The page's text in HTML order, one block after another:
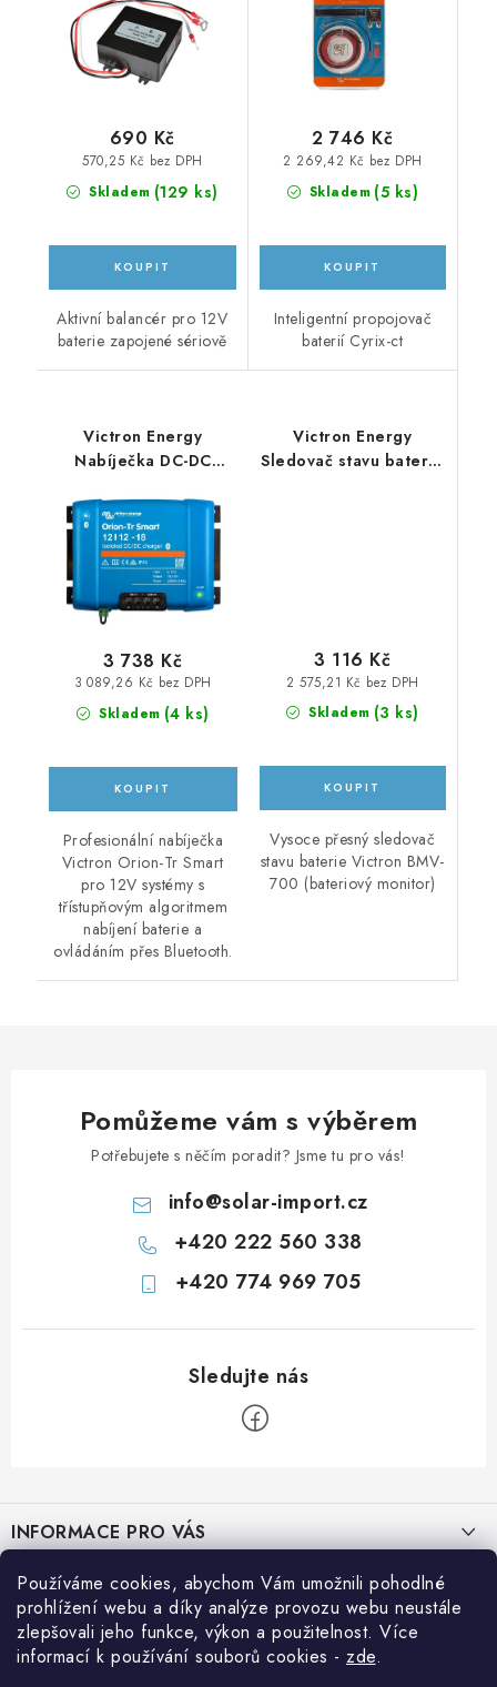
Používáme cookies, abychom Vám umožnili pohodlné
prohlížení webu a díky analýze provozu webu neustále
zlepšovali jeho funkce, výkon a použitelnost. Více
informací k používání souborů cookies - zde.
Skladem (129 ks)
570,25 Kč bez DPH
690 Kč
Aktivní balancér pro 12V
baterie zapojené sériově
Skladem (5 ks)
2 269,42 Kč bez DPH
2 746 Kč
Inteligentní propojovač
baterií Cyrix-ct
Victron Energy
Nabíječka DC-DC
18A (220W), izolovaná
Skladem (4 ks)
3 089,26 Kč bez DPH
3 738 Kč
Profesionální nabíječka
Victron Orion-Tr Smart
pro 12V systémy s
třístupňovým algoritmem
nabíjení baterie a
ovládáním přes Bluetooth.
Victron Energy
Sledovač stavu baterie
Skladem (3 ks)
2 575,21 Kč bez DPH
3 116 Kč
Vysoce přesný sledovač
stavu baterie Victron BMV-
700 (bateriový monitor)
Pomůžeme vám s výběrem
Potřebujete s něčím poradit? Jsme tu pro vás!
info@solar-import.cz
+420 222 560 338
+420 774 969 705
pINFORMACE PRO VÁS
Prodejna JESENICE
Prodejna PRAHA
Prodejna BRNO
BLOG
Efektivní využití solární energie na cestách
Přihlášení